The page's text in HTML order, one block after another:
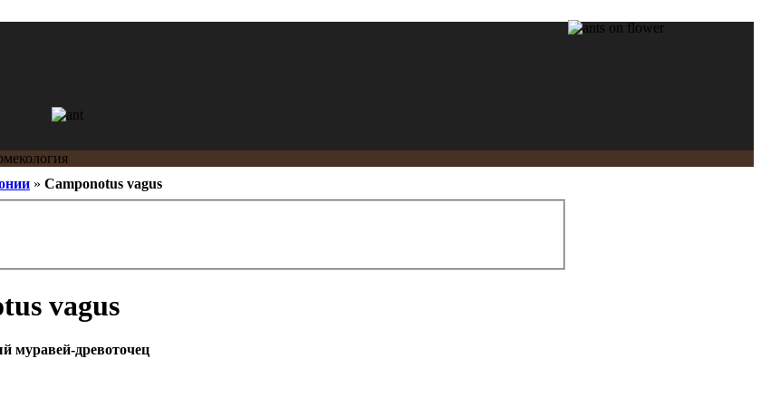
» Camponotus vagus
vagus
муравей-древоточец